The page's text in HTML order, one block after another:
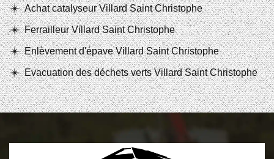
Achat catalyseur Villard Saint Christophe
Ferrailleur Villard Saint Christophe
Enlèvement d'épave Villard Saint Christophe
Evacuation des déchets verts Villard Saint Christophe